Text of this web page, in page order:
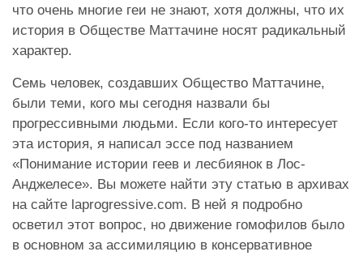
что очень многие геи не знают, хотя должны, что их
история в Обществе Маттачине носят радикальный
характер.
Семь человек, создавших Общество Маттачине,
были теми, кого мы сегодня назвали бы
прогрессивными людьми. Если кого-то интересует
эта история, я написал эссе под названием
«Понимание истории геев и лесбиянок в Лос-
Анджелесе». Вы можете найти эту статью в архивах
на сайте laprogressive.com. В ней я подробно
осветил этот вопрос, но движение гомофилов было
в основном за ассимиляцию в консервативное